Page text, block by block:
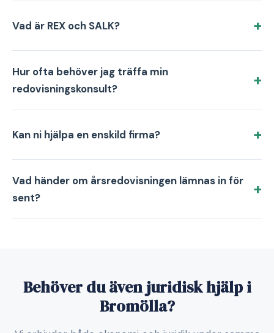
Vad är REX och SALK?
Hur ofta behöver jag träffa min
redovisningskonsult?
Kan ni hjälpa en enskild firma?
Vad händer om årsredovisningen lämnas in för
sent?
Behöver du även juridisk hjälp i
Bromölla?